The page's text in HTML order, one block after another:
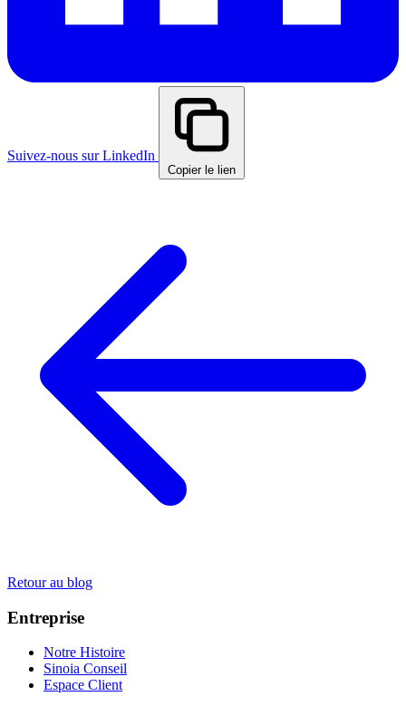
Suivez-nous sur LinkedIn
Copier le lien
Retour au blog
Entreprise
Notre Histoire
Sinoia Conseil
Espace Client